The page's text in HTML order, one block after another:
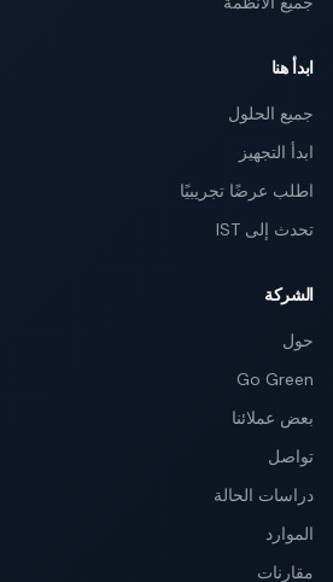
ابدأ هنا
جميع الحلول
ابدأ التجهيز
اطلب عرضًا تجريبيًا
تحدث إلى IST
الشركة
حول
Go Green
بعض عملائنا
تواصل
دراسات الحالة
الموارد
مقارنات